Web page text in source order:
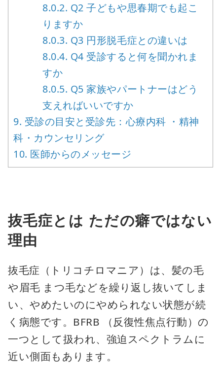
8.0.2. Q2 子どもや思春期でも起こ
りますか
8.0.3. Q3 円形脱毛症との違いは
8.0.4. Q4 受診すると何を聞かれま
すか
8.0.5. Q5 家族やパートナーはどう
支えればいいですか
9. 受診の目安と受診先：心療内科 ・精神
科・カウンセリング
10. 医師からのメッセージ
抜毛症とは ただの癖ではない
理由
抜毛症（トリコチロマニア）は、髪の毛
や眉毛 まつ毛などを繰り返し抜いてしま
い、やめたいのにやめられない状態が続
く病態です。BFRB （反復性焦点行動）の
一つとして扱われ、強迫スペクトラムに
近い側面もあります。